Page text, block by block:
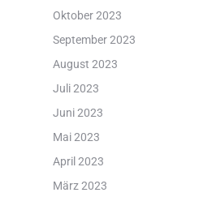
Oktober 2023
September 2023
August 2023
Juli 2023
Juni 2023
Mai 2023
April 2023
März 2023